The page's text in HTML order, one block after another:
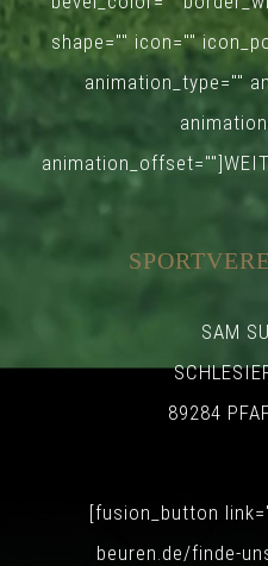
shape="" icon=""
animation_type=""
SAM
89284
[fusion_button
beuren.de/finde-